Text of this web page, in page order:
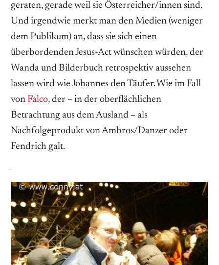
geraten, gerade weil sie Österreicher/innen sind.
Und irgendwie merkt man den Medien (weniger
dem Publikum) an, dass sie sich einen
überbordenden Jesus-Act wünschen würden, der
Wanda und Bilderbuch retrospektiv aussehen
lassen wird wie Johannes den Täufer. Wie im Fall
von Falco, der – in der oberflächlichen
Betrachtung aus dem Ausland – als
Nachfolgeprodukt von Ambros/Danzer oder
Fendrich galt.